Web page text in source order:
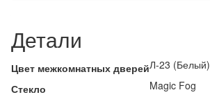
Детали
Цвет межкомнатных дверейЛ-23 (Белый)
Стекло
Magic Fog